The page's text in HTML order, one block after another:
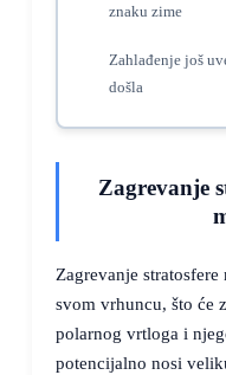
znaku zime
Zahlađenje još
došla
Zagrevanje
Zagrevanje
svom vrhuncu, što će
polarnog vrtloga i
potencijalno nosi